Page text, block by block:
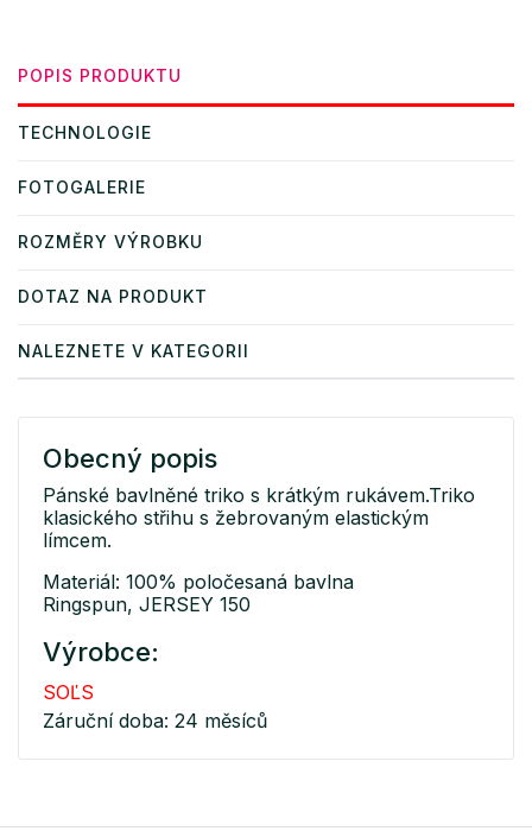
POPIS PRODUKTU
TECHNOLOGIE
FOTOGALERIE
ROZMĚRY VÝROBKU
DOTAZ NA PRODUKT
NALEZNETE V KATEGORII
Obecný popis
Pánské bavlněné triko s krátkým rukávem.Triko
klasického střihu s žebrovaným elastickým
límcem.
Materiál: 100% poločesaná bavlna
Ringspun, JERSEY 150
Výrobce:
SOĽS
Záruční doba: 24 měsíců